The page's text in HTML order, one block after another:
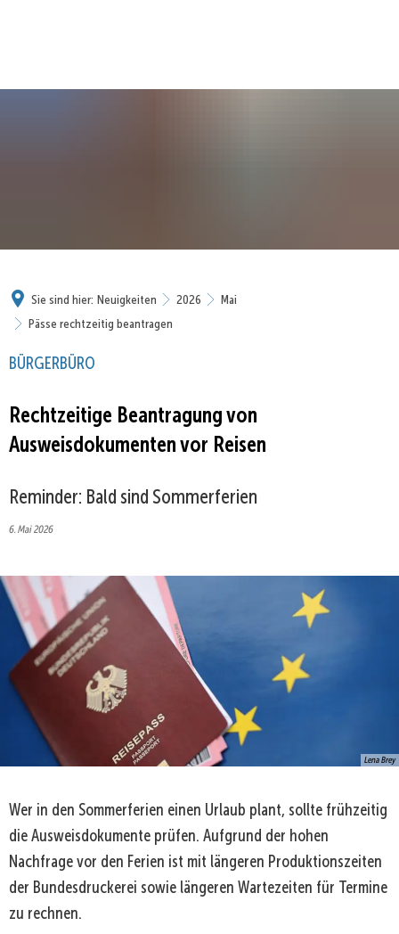
Sie sind hier: Neuigkeiten 2026
Mai
Pässe rechtzeitig beantragen
BÜRGERBÜRO
Rechtzeitige Beantragung von
Ausweisdokumenten vor Reisen
Reminder: Bald sind Sommerferien
6. Mai 2026
Lena Brey
Wer in den Sommerferien einen Urlaub plant, sollte frühzeitig
die Ausweisdokumente prüfen. Aufgrund der hohen
Nachfrage vor den Ferien ist mit längeren Produktionszeiten
der Bundesdruckerei sowie längeren Wartezeiten für Termine
zu rechnen.